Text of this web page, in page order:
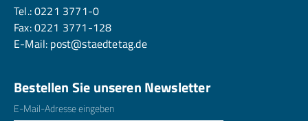
Tel.:0221 3771-0
Fax: 0221 3771-128
E-Mail: post@staedtetag.de
Bestellen Sie unseren Newsletter
E-Mailadresse